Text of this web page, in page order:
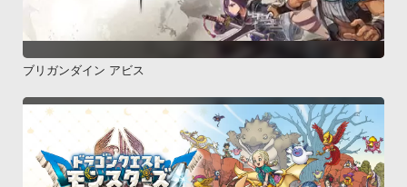
ブリガンダイン アビス